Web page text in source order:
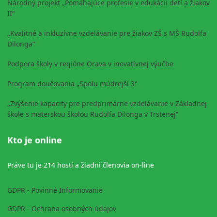
Národný projekt „Pomáhajúce profesie v edukácii detí a žiakov
II“
„Kvalitné a inkluzívne vzdelávanie pre žiakov ZŠ s MŠ Rudolfa
Dilonga“
Podpora školy v regióne Orava v inovatívnej výučbe
Program doučovania „Spolu múdrejší 3“
„Zvýšenie kapacity pre predprimárne vzdelávanie v Základnej
škole s materskou školou Rudolfa Dilonga v Trstenej“
Kto je online
Práve tu je 214 hostí a žiadni členovia on-line
GDPR - Povinné Informovanie
GDPR - Ochrana osobných údajov